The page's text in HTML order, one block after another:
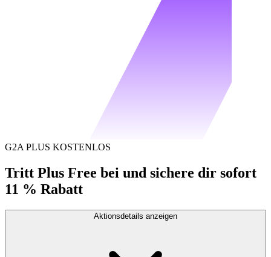
G2A PLUS KOSTENLOS
Tritt Plus Free bei und sichere dir sofort
11 % Rabatt
Aktionsdetails anzeigen